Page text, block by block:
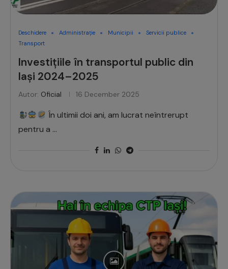
Deschidere Administrație Municipii
Servicii publice
Transport
Investițiile în transportul public din
Iași 2024–2025
Autor: Oficial 16 December 2025
În ultimii doi ani, am lucrat neîntrerupt
pentru a …